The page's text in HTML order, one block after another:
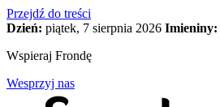
Przejdź do treści
Dzień: piątek, 7 sierpnia 2026 Imieniny:
Wspieraj Frondę
Wesprzyj nas